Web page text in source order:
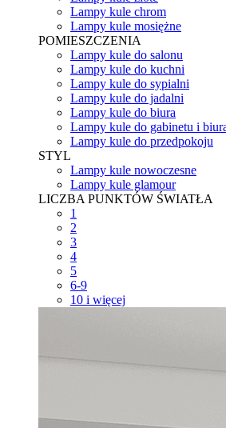
Lampy kule chrom
Lampy kule mosiężne
POMIESZCZENIA
Lampy kule do salonu
Lampy kule do kuchni
Lampy kule do sypialni
Lampy kule do jadalni
Lampy kule do biura
Lampy kule do gabinetu i
Lampy kule do przedpokoju
STYL
Lampy kule nowoczesne
Lampy kule glamour
LICZBA PUNKTÓW ŚWIATŁA
1
2
3
4
5
6-9
10 i więcej